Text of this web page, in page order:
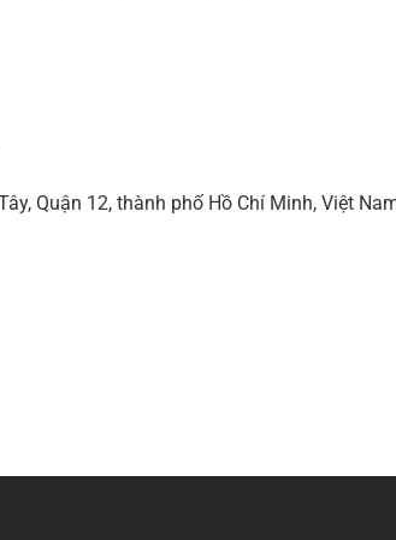
Quận 12, thành phố Hồ Chí Minh, Việt